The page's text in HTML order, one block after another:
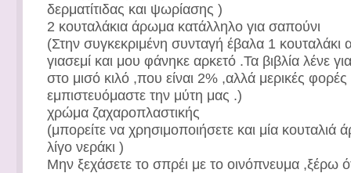
δερματίτιδας και ψωρίασης )
2 κουταλάκια άρωμα κατάλληλο για σαπούνι
(Στην συγκεκριμένη συνταγή έβαλα 1 κουταλάκι
γιασεμί και μου φάνηκε αρκετό .Τα βιβλία λένε
στο μισό κιλό ,που είναι 2% ,αλλά μερικές φορές
εμπιστευόμαστε την μύτη μας .)
χρώμα ζαχαροπλαστικής
(μπορείτε να χρησιμοποιήσετε και μία κουταλιά
λίγο νεράκι )
Μην ξεχάσετε το σπρέι με το οινόπνευμα ,ξέρω